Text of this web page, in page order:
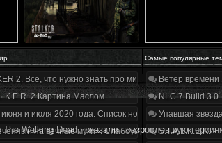
Самые популярные
2. Все, что нужно знать про мир, геймплей и сюжет
2 Картина Маслом
июня и июля 2020 года. Список нововведений
на вечные муки». Слабоумие и отвага
Ветер времени
NLC 7 Build 3.0
Упавшая
S.T.A.L.K.E.R.
The Walking Dead показали повзрослевшую